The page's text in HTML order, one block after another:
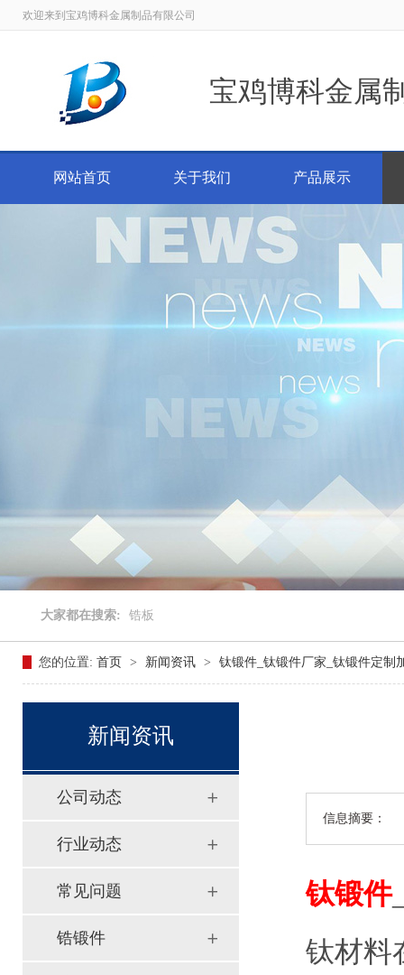
欢迎来到宝鸡博科金属制品有限公司
宝鸡博科金属
网站首页 关于我们 产品展示
大家都在搜索: 锆板
您的位置: 首页 > 新闻资讯 > 钛锻件_钛锻件厂家_钛锻件定制
信息摘要：
钛锻件
钛材料
新闻资讯
公司动态
行业动态
常见问题
锆锻件